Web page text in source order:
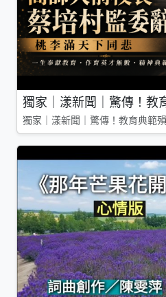
獨家｜漾新聞｜驚傳！
獨家｜漾新聞｜驚傳！教育典範